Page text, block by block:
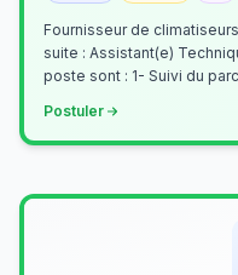
Fournisseur de
suite : Assistant(e)
poste sont : 1- Suivi du
Postuler